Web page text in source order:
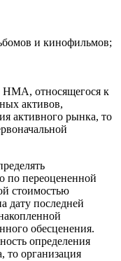
и кинофильмов;
НМА, относящегося к
активов,
активного рынка, то
по переоцененной
стоимостью
дату последней
обесценения.
определения
то организация